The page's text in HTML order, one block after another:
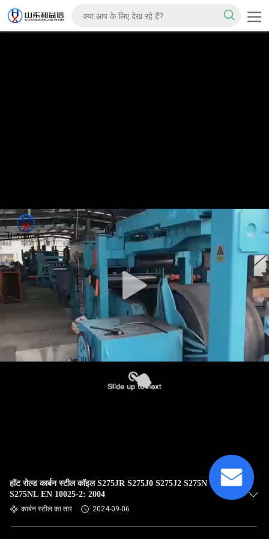
हॉट रोल्ड कार्बन स्टील कॉइल S275JR S275J0 S275J2 S275N
S275NL EN 10025-2: 2004
कार्बन स्टील का तार 2024-09-06